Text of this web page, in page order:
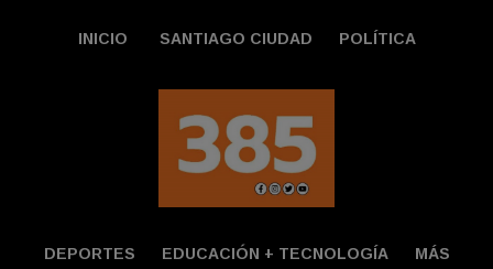
INICIO SANTIAGO CIUDAD POLÍTICA
DEPORTES EDUCACIÓN + TECNOLOGÍ­A MÁS